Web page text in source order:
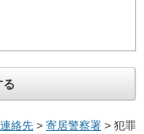
る
絡先 > 寄居警察署 > 犯罪